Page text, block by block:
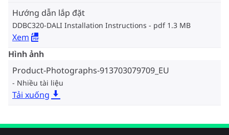
Hướng dẫn lắp đặt
DDBC320-DALI Installation Instructions pdf 1.3 MB
Xem
Hình ảnh
Product-Photographs-913703079709_EU
Nhiều tài liệu
Tải xuống